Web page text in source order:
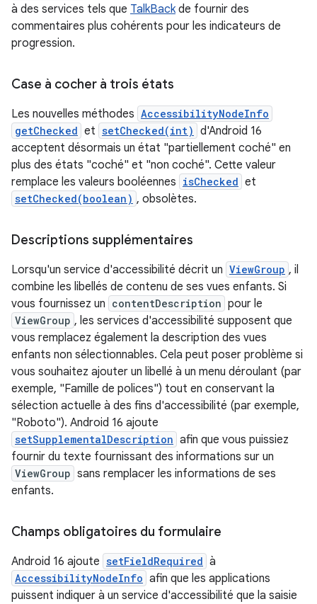
à des services tels que TalkBackde fournir des
commentaires plus cohérents pour les indicateurs de
progression.
Case à cocher à trois états
Les nouvelles méthodes AccessibilityNodeInfo
getChecked et setChecked(int) d'Android 16
acceptent désormais un état "partiellement coché" en
plus des états "coché" et "non coché". Cette valeur
remplace les valeurs booléennes isChecked et
setChecked(boolean) , obsolètes.
Descriptions supplémentaires
Lorsqu'un service d'accessibilité décrit un ViewGroup , il
combine les libellés de contenu de ses vues enfants. Si
vous fournissez un contentDescription pour le
ViewGroup , les services d'accessibilité supposent que
vous remplacez également la description des vues
enfants non sélectionnables. Cela peut poser problème si
vous souhaitez ajouter un libellé à un menu déroulant (par
exemple, "Famille de polices") tout en conservant la
sélection actuelle à des fins d'accessibilité (par exemple,
"Roboto"). Android 16 ajoute
setSupplementalDescription afin que vous puissiez
fournir du texte fournissant des informations sur un
ViewGroup sans remplacer les informations de ses
enfants.
Champs obligatoires du formulaire
Android 16 ajoute setFieldRequired à
AccessibilityNodeInfo afin que les applications
puissent indiquer à un service d'accessibilité que la saisie